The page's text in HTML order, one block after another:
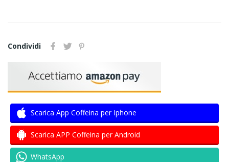
Condividi
Scarica App Coffeina per Iphone
Scarica APP Coffeina per Android
WhatsApp